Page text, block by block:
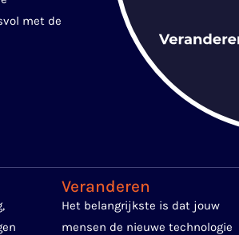
met de
Veranderen
Het belangrijkste is dat jouw
mensen de nieuwe technologie